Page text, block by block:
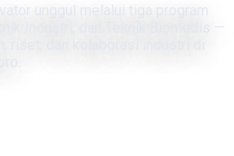
unggul melalui tiga program
Industri, dan Teknik Biomedis —